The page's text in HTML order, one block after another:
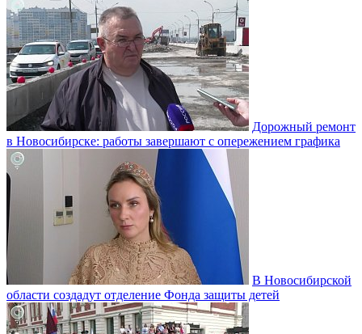
Дорожный ремонт
в Новосибирске: работы завершают с опережением графика
В Новосибирской
области создадут отделение Фонда защиты детей